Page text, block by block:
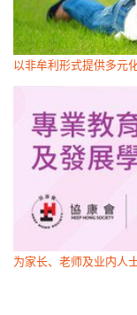
以非牟利形式提供多元
为家长、老师及业内人